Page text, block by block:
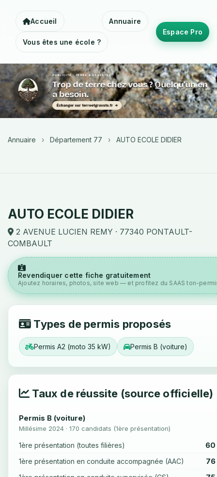
Accueil Annuaire
Vous êtes une école ?
Espace Pro
Annuaire › Département 77 › AUTO ECOLE DIDIER
AUTO ECOLE DIDIER
2 AVENUE LUCIEN REMY · 77340 PONTAULT-
COMBAULT
Revendiquer cette fiche gratuitement
Ajoutez horaires, photos, site web — et profitez du SAAS ton-
Types de permis proposés
Permis A2 (moto 35 kW) Permis B (voiture)
Taux de réussite (source officielle)
Permis B (voiture)
Millésime 2024 · 170 candidats (1ère présentation)
1ère présentation (toutes filières) 60
1ère présentation en conduite accompagnée (AAC) 76